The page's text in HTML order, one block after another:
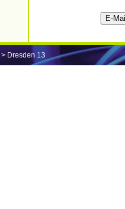
> Dresden 13